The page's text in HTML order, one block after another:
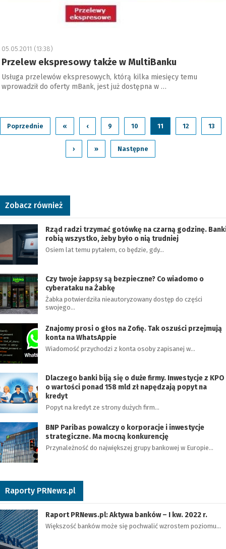
05.05.2011 (13:38)
Przelew ekspresowy także w MultiBanku
Usługa przelewów ekspresowych, którą kilka miesięcy temu
wprowadził do oferty mBank, jest już dostępna w …
Poprzednie « ‹ 9 10 11 12 13
› » Następne
Zobacz również
Rząd radzi trzymać gotówkę na czarną godzinę.
robią wszystko, żeby było o nią trudniej
Osiem lat temu pytałem, co będzie, gdy…
Czy twoje żappsy są bezpieczne? Co wiadomo o
cyberataku na Żabkę
Żabka potwierdziła nieautoryzowany dostęp do części
swojego…
Znajomy prosi o głos na Zofię. Tak oszuści przejmują
konta na WhatsAppie
Wiadomość przychodzi z konta osoby zapisanej w…
Dlaczego banki biją się o duże firmy. Inwestycje z KPO
o wartości ponad 158 mld zł napędzają popyt na
kredyt
Popyt na kredyt ze strony dużych firm…
BNP Paribas powalczy o korporacje i inwestycje
strategiczne. Ma mocną konkurencję
Przynależność do największej grupy bankowej w Europie…
Raporty PRNews.pl
Raport PRNews.pl: Aktywa banków – I kw. 2022 r.
Większość banków może się pochwalić wzrostem poziomu…